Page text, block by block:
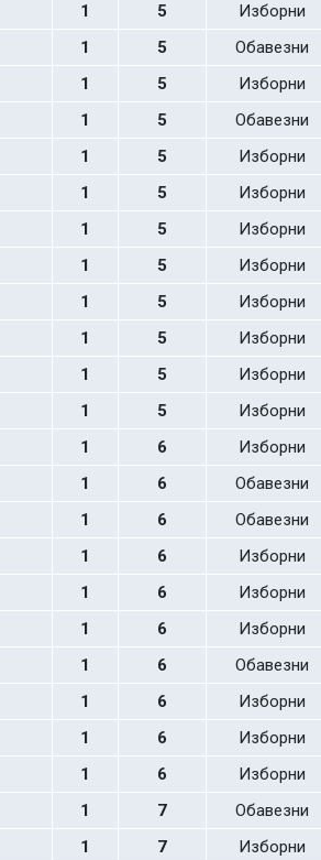
1 5 Изборни
1 5 Обавезни
1 5 Изборни
1 5 Обавезни
1 5 Изборни
1 5 Изборни
1 5 Изборни
1 5 Изборни
1 5 Изборни
1 5 Изборни
1 5 Изборни
1 5 Изборни
1 6 Изборни
1 6 Обавезни
1 6 Обавезни
1 6 Изборни
1 6 Изборни
1 6 Изборни
1 6 Обавезни
1 6 Изборни
1 6 Изборни
1 6 Изборни
1 7 Обавезни
1 7 Изборни